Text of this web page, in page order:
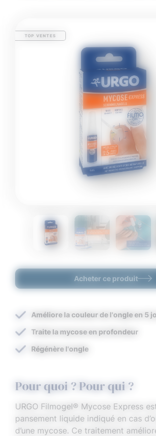
TOP VENTES
Acheter ce produit
Améliore la couleur de l'ongle en 5
Traite la mycose en profondeur
Régénère l'ongle
Pour quoi ? Pour qui ?
URGO Filmogel® Mycose Express
pansement liquide indiqué en cas
d’une mycose. Ce traitement